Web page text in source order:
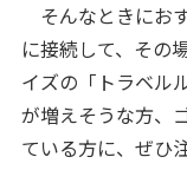
そんなときにお
に接続して、その
イズの「トラベル
が増えそうな方、
ている方に、ぜひ